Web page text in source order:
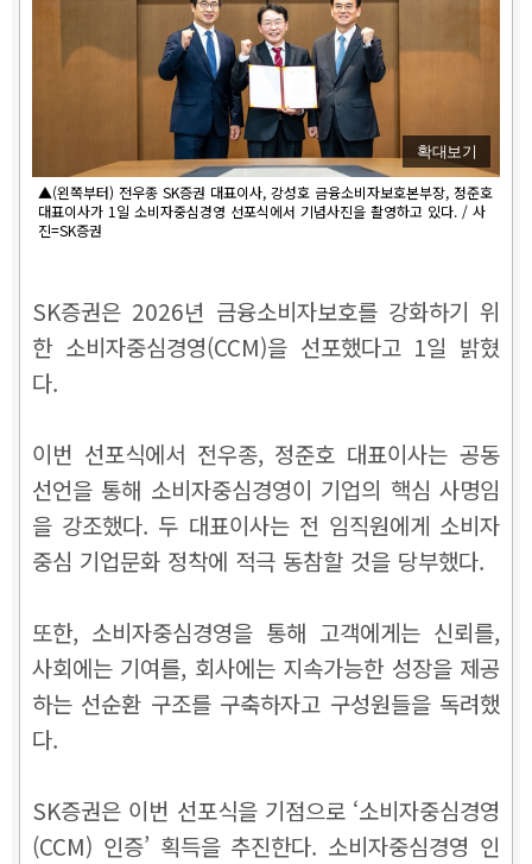
확대보기
▲(왼쪽부터) 전우종 SK증권 대표이사, 강성호 금융소비자보호본부장, 정준호
대표이사가 1일 소비자중심경영 선포식에서 기념사진을 촬영하고 있다. / 사
진=SK증권
SK증권은 2026년 금융소비자보호를 강화하기 위
한 소비자중심경영(CCM)을 선포했다고 1일 밝혔
다.
이번 선포식에서 전우종, 정준호 대표이사는 공동
선언을 통해 소비자중심경영이 기업의 핵심 사명임
을 강조했다. 두 대표이사는 전 임직원에게 소비자
중심 기업문화 정착에 적극 동참할 것을 당부했다.
또한, 소비자중심경영을 통해 고객에게는 신뢰를,
사회에는 기여를, 회사에는 지속가능한 성장을 제공
하는 선순환 구조를 구축하자고 구성원들을 독려했
다.
SK증권은 이번 선포식을 기점으로 ‘소비자중심경영
(CCM) 인증’ 획득을 추진한다. 소비자중심경영 인